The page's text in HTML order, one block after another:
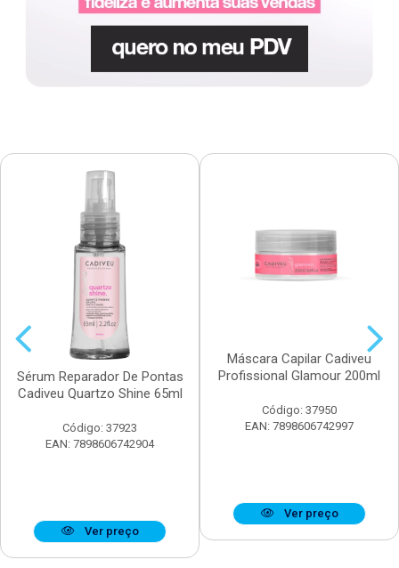
Sérum Reparador De Pontas
Cadiveu Quartzo Shine 65ml
Código: 37923
EAN: 7898606742904
Ver preço
Máscara Capilar Cadiveu
Profissional Glamour 200ml
Código: 37950
EAN: 7898606742997
Ver preço